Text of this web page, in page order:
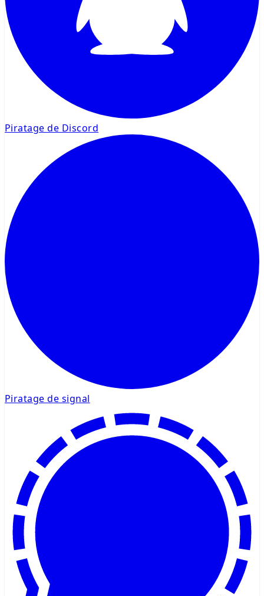
Piratage de Discord
Piratage de signal